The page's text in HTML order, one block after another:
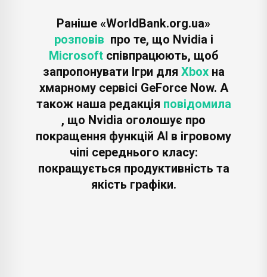
Раніше «WorldBank.org.ua»
розповів про те, що Nvidia і
Microsoft співпрацюють, щоб
запропонувати Ігри для Xbox на
хмарному сервісі GeForce Now. А
також наша редакція повідомила
, що Nvidia оголошує про
покращення функцій AI в ігровому
чіпі середнього класу:
покращується продуктивність та
якість графіки.